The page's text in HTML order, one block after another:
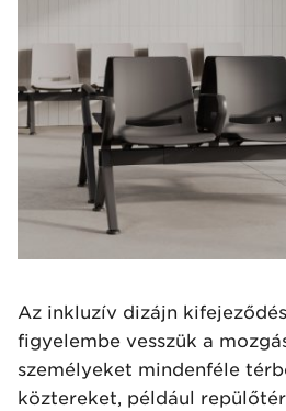
Az inkluzív dizájn
figyelembe vesszük a
személyeket mindenféle
köztereket, például